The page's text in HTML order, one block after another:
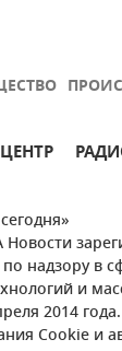
надзору в
и
2014 года.
Cookie и